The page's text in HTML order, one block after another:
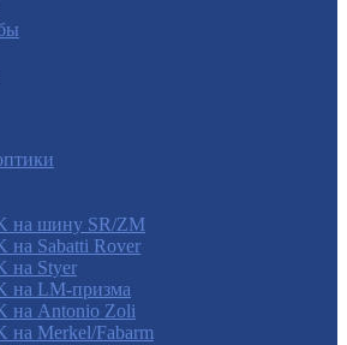
на шину SR/ZM
на Sabatti Rover
на Styer
на LM-призма
на Antonio Zoli
на Merkel/Fabarm